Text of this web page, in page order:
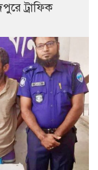
ট্রাফিক